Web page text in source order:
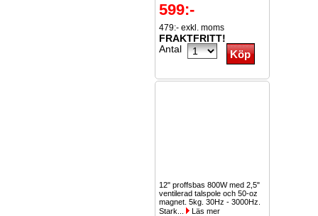
599:-
479:- exkl. moms
FRAKTFRITT!
Antal
12" proffsbas 800W med 2,5"
ventilerad talspole och 50-oz
magnet. 5kg. 30Hz - 3000Hz.
Stark...
Läs mer